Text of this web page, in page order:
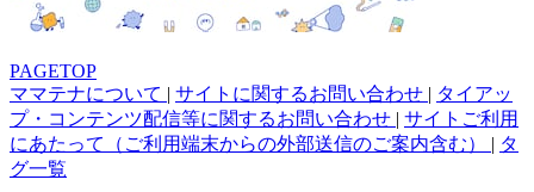
PAGETOP
ママテナについて | サイトに関するお問い合わせ | タイアッ
プ・コンテンツ配信等に関するお問い合わせ | サイトご利用
にあたって（ご利用端末からの外部送信のご案内含む） | タ
グ一覧